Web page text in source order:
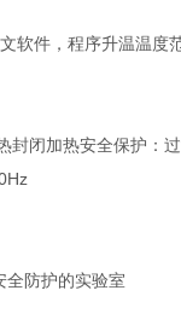
软件，程序升温温度
封闭加热安全保护：
全防护的实验室